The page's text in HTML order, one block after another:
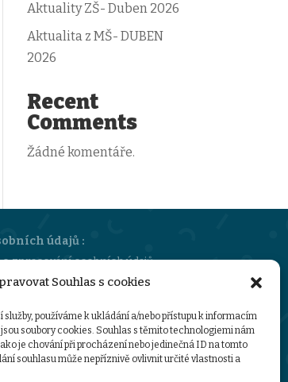
Souhlas s cookies
služby, používáme k ukládání a/nebo přístupu k informacím
soubory cookies. Souhlas s těmito technologiemi nám
je chování při procházení nebo jedinečná ID na tomto
souhlasu může nepříznivě ovlivnit určité vlastnosti a
Aktuality ZŠ- Duben 2026
Aktualita z MŠ- DUBEN
2026
Recent
Comments
Žádné komentáře.
údajů :
zpracování osobních údajů
za poskytování informací